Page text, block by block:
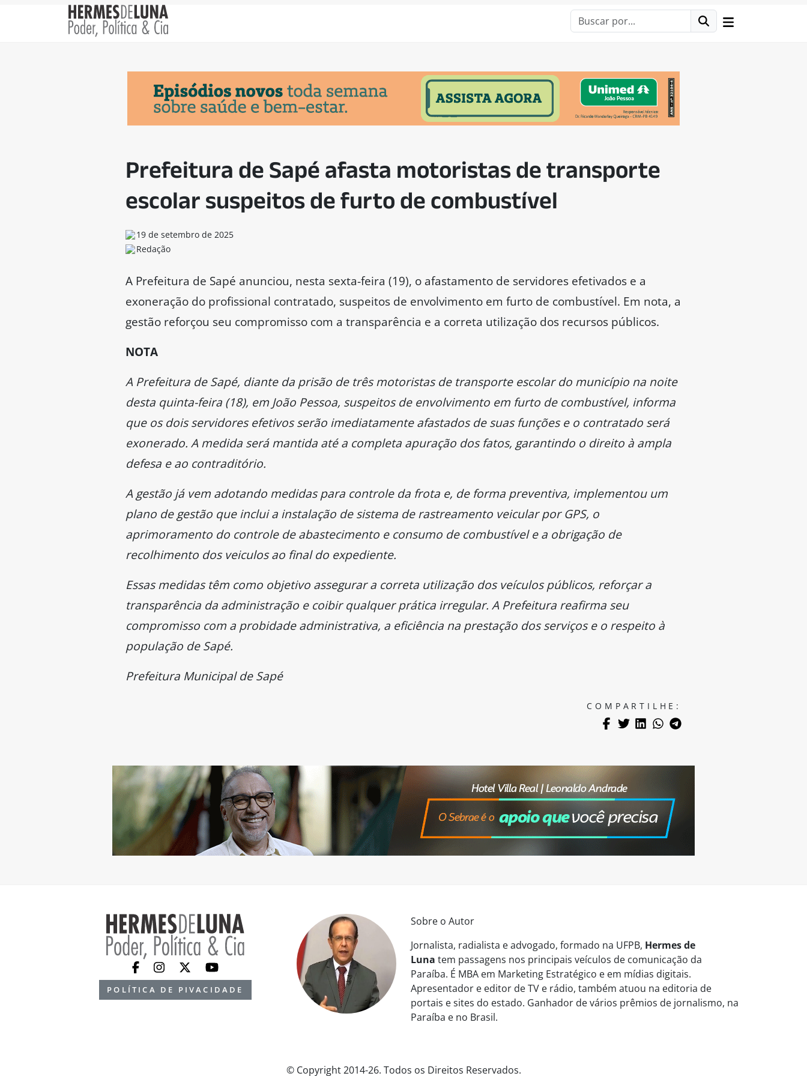
Prefeitura de Sapé afasta motoristas de transporte
escolar suspeitos de furto de combustível
19 de setembro de 2025
Redação
A Prefeitura de Sapé anunciou, nesta sexta-feira (19), o afastamento de servidores efetivados e a
exoneração do profissional contratado, suspeitos de envolvimento em furto de combustível. Em nota, a
gestão reforçou seu compromisso com a transparência e a correta utilização dos recursos públicos.
NOTA
A Prefeitura de Sapé, diante da prisão de três motoristas de transporte escolar do município na noite
desta quinta-feira (18), em João Pessoa, suspeitos de envolvimento em furto de combustível, informa
que os dois servidores efetivos serão imediatamente afastados de suas funções e o contratado será
exonerado. A medida será mantida até a completa apuração dos fatos, garantindo o direito à ampla
defesa e ao contraditório.
A gestão já vem adotando medidas para controle da frota e, de forma preventiva, implementou um
plano de gestão que inclui a instalação de sistema de rastreamento veicular por GPS, o
aprimoramento do controle de abastecimento e consumo de combustível e a obrigação de
recolhimento dos veiculos ao final do expediente.
Essas medidas têm como objetivo assegurar a correta utilização dos veículos públicos, reforçar a
transparência da administração e coibir qualquer prática irregular. A Prefeitura reafirma seu
compromisso com a probidade administrativa, a eficiência na prestação dos serviços e o respeito à
população de Sapé.
Prefeitura Municipal de Sapé
COMPARTILHE:
POLÍTICA DE PIVACIDADE
Sobre o Autor
Jornalista, radialista e advogado, formado na UFPB, Hermes de
Luna tem passagens nos principais veículos de comunicação da
Paraíba. É MBA em Marketing Estratégico e em mídias digitais.
Apresentador e editor de TV e rádio, também atuou na editoria de
portais e sites do estado. Ganhador de vários prêmios de jornalismo, na
Paraíba e no Brasil.
© Copyright 2014-26. Todos os Direitos Reservados.